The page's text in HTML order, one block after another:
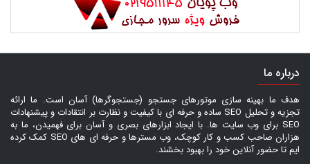
درباره ما
هدف ما بهینه سازی موتورهای جستجو (جستجوگرها) آسان است. ما ارائه
تجزیه و تحلیل SEO ساده و حرفه ای با کیفیت و نظارت بر انتقادات و پیشنهادات
SEO برای وب سایت ها. با ایجاد ابزارهای بصری و آسان برای فهمیدن، ما به
هزاران صاحب کسب و کار کوچک، وب مسترها و حرفه ای های SEO کمک کرده
ایم تا حضور آنلاین خود را بهبود بخشند.